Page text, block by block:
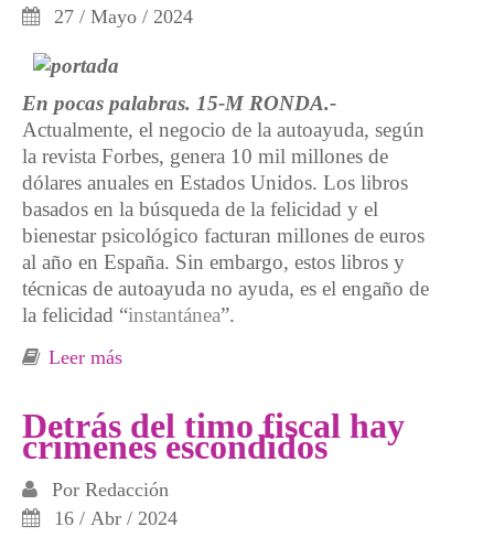
27 / Mayo / 2024
En pocas palabras. 15-M RONDA.-
Actualmente, el negocio de la autoayuda, según
la revista Forbes, genera 10 mil millones de
dólares anuales en Estados Unidos. Los libros
basados en la búsqueda de la felicidad y el
bienestar psicológico facturan millones de euros
al año en España. Sin embargo, estos libros y
técnicas de autoayuda no ayuda, es el engaño de
la felicidad “instantánea”.
Leer más
Detrás del timo fiscal hay
crímenes escondidos
Por Redacción
16 / Abr / 2024